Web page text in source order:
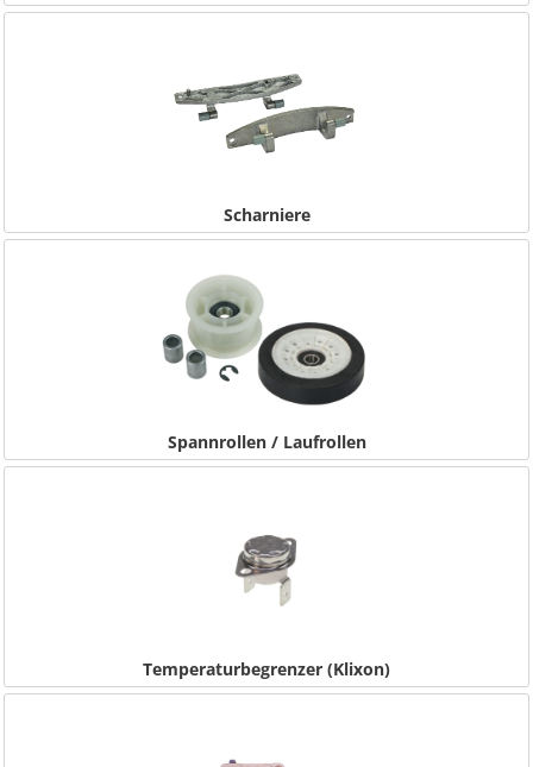
Scharniere
Spannrollen / Laufrollen
Temperaturbegrenzer (Klixon)